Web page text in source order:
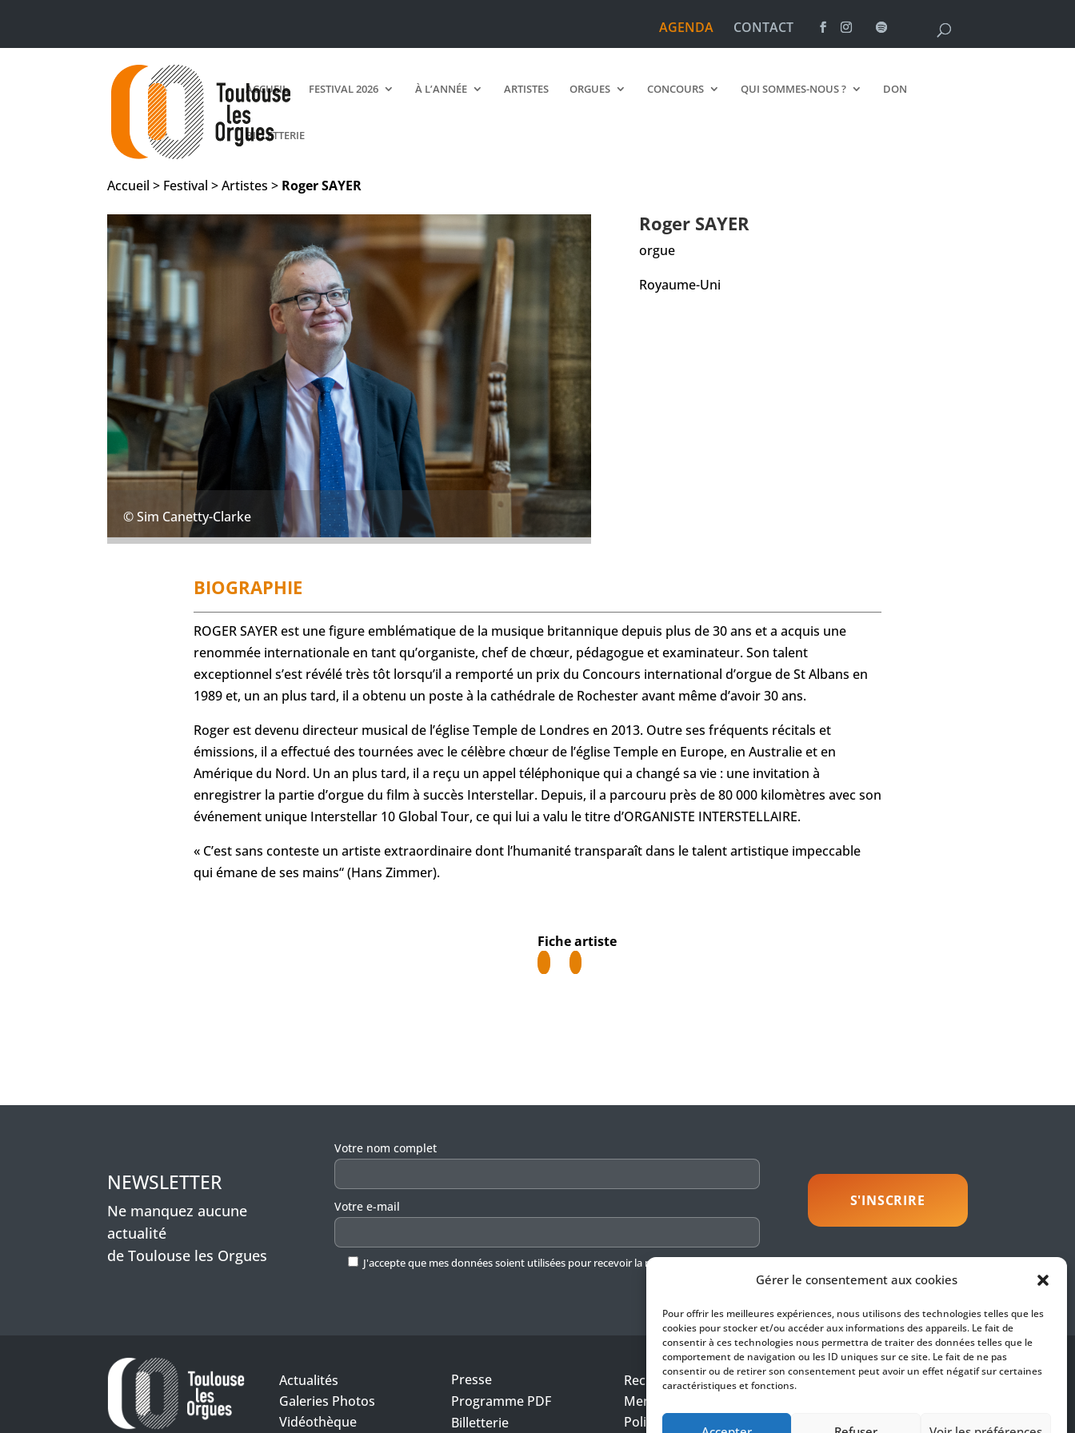
Gérer le consentement aux cookies
Pour offrir les meilleures expériences, nous utilisons des technologies telles que les
cookies pour stocker et/ou accéder aux informations des appareils. Le fait de
consentir à ces technologies nous permettra de traiter des données telles que le
comportement de navigation ou les ID uniques sur ce site. Le fait de ne pas
consentir ou de retirer son consentement peut avoir un effet négatif sur certaines
caractéristiques et fonctions.
AGENDA CONTACT
ACCUEIL FESTIVAL 2026 À L’ANNÉE ARTISTES ORGUES CONCOURS QUI SOMMES-NOUS ? DON
BILLETTERIE
Accueil > Festival > Artistes > RogerSAYER
© Sim Canetty-Clarke
Roger SAYER
orgue
Royaume-Uni
BIOGRAPHIE
ROGER SAYER est une figure emblématique de la musique britannique depuis plus de 30 ans et a acquis une
renommée internationale en tant qu’organiste, chef de chœur, pédagogue et examinateur. Son talent
exceptionnel s’est révélé très tôt lorsqu’il a remporté un prix du Concours international d’orgue de St Albans en
1989 et, un an plus tard, il a obtenu un poste à la cathédrale de Rochester avant même d’avoir 30 ans.
Roger est devenu directeur musical de l’église Temple de Londres en 2013. Outre ses fréquents récitals et
émissions, il a effectué des tournées avec le célèbre chœur de l’église Temple en Europe, en Australie et en
Amérique du Nord. Un an plus tard, il a reçu un appel téléphonique qui a changé sa vie : une invitation à
enregistrer la partie d’orgue du film à succès Interstellar. Depuis, il a parcouru près de 80 000 kilomètres avec son
événement unique Interstellar 10 Global Tour, ce qui lui a valu le titre d’ORGANISTE INTERSTELLAIRE.
« C’est sans conteste un artiste extraordinaire dont l’humanité transparaît dans le talent artistique impeccable
qui émane de ses mains“ (Hans Zimmer).
Fiche artiste
NEWSLETTER
Ne manquez aucune
actualité
de Toulouse les Orgues
Veuillez laisser ce champ vide.
Votre nom complet
Votre e-mail
J'accepte que mes données soient utilisées pour recevoir la newsletter.
Actualités
Galeries Photos
Vidéothèque
Presse
Programme PDF
Billetterie
Recrutement
Mentions légales
Politique de confidentialité
SUIVEZ-NOUS